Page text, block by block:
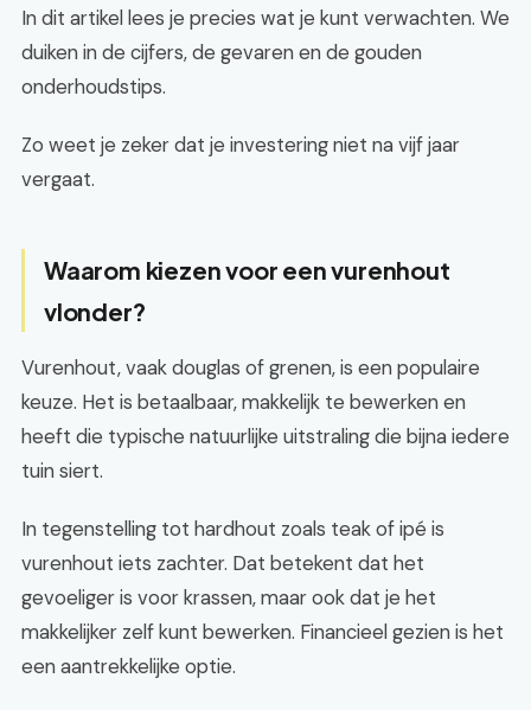
In dit artikel lees je precies wat je kunt verwachten. We
duiken in de cijfers, de gevaren en de gouden
onderhoudstips.
Zo weet je zeker dat je investering niet na vijf jaar
vergaat.
Waarom kiezen voor een vurenhout
vlonder?
Vurenhout, vaak douglas of grenen, is een populaire
keuze. Het is betaalbaar, makkelijk te bewerken en
heeft die typische natuurlijke uitstraling die bijna iedere
tuin siert.
In tegenstelling tot hardhout zoals teak of ipé is
vurenhout iets zachter. Dat betekent dat het
gevoeliger is voor krassen, maar ook dat je het
makkelijker zelf kunt bewerken. Financieel gezien is het
een aantrekkelijke optie.